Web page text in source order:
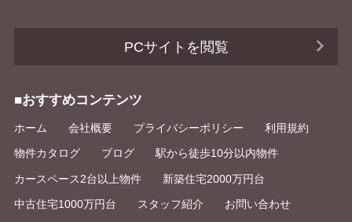
PCサイトを閲覧
■おすすめコンテンツ
ホーム 会社概要 プライバシーポリシー 利用規約
物件カタログ ブログ 駅から徒歩10分以内物件
カースペース2台以上物件 新築住宅2000万円台
中古住宅1000万円台 スタッフ紹介 お問い合わせ